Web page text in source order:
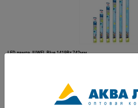
LED лампа JUWEL Blue 1419Вт 742мм